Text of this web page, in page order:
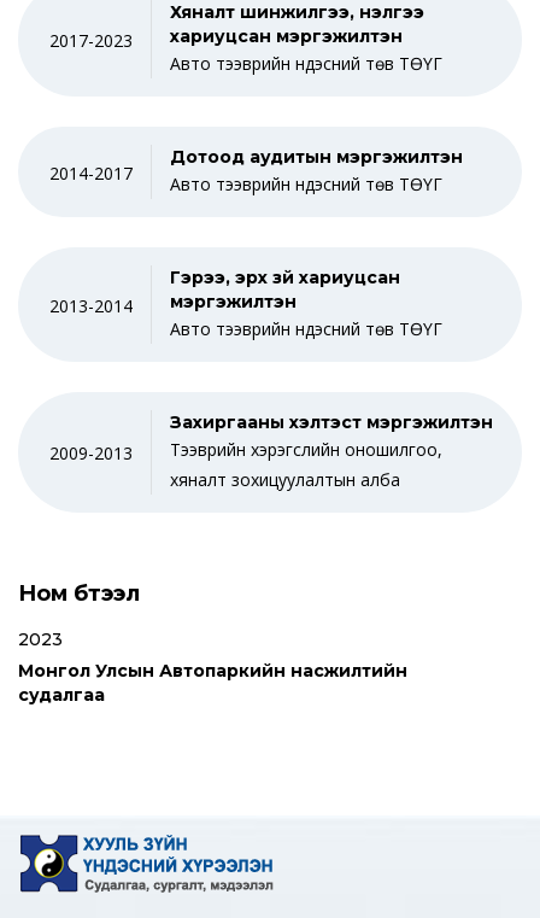
2017-2023
Хяналт шинжилгээ, үнэлгээ
хариуцсан мэргэжилтэн
Авто тээврийн үндэсний төв ТӨҮГ
2014-2017
Дотоод аудитын мэргэжилтэн
Авто тээврийн үндэсний төв ТӨҮГ
2013-2014
Гэрээ, эрх зүй хариуцсан
мэргэжилтэн
Авто тээврийн үндэсний төв ТӨҮГ
2009-2013
Захиргааны хэлтэст мэргэжилтэн
Тээврийн хэрэгслийн оношилгоо,
хяналт зохицуулалтын алба
Ном бүтээл
2023
Монгол Улсын Автопаркийн насжилтийн
судалгаа